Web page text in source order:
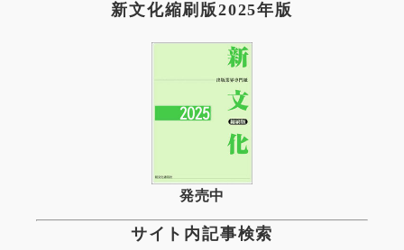
新文化縮刷版2025年版
発売中
サイト内記事検索